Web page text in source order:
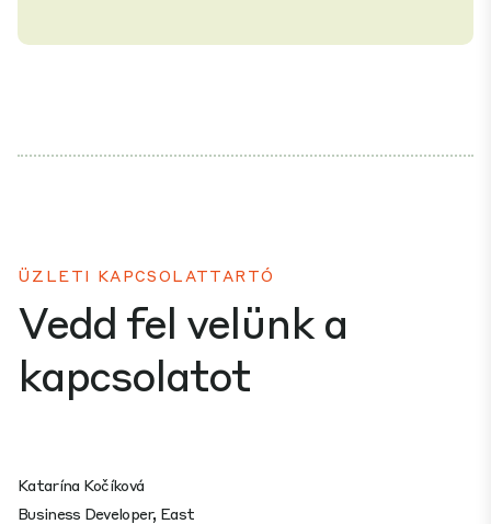
ÜZLETI KAPCSOLATTARTÓ
Vedd fel velünk a
kapcsolatot
Katarína Kočíková
Business Developer, East